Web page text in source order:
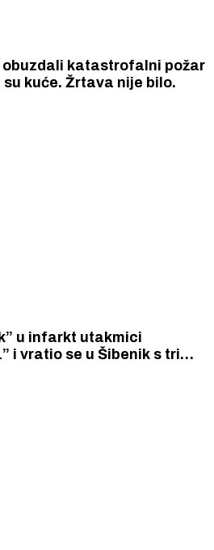
obuzdali katastrofalni požar
su kuće. Žrtava nije bilo.
u infarkt utakmici
i vratio se u Šibenik s tri